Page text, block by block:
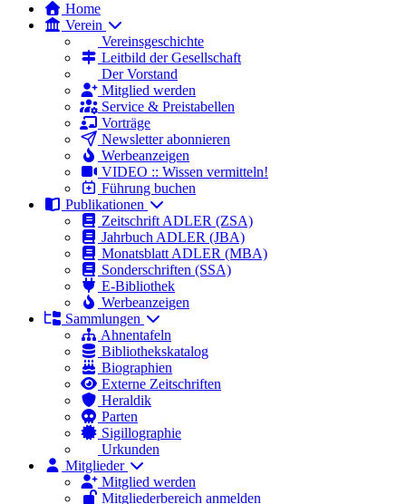
Home
Verein
Vereinsgeschichte
Leitbild der Gesellschaft
Der Vorstand
Mitglied werden
Service & Preistabellen
Vorträge
Newsletter abonnieren
Werbeanzeigen
VIDEO :: Wissen vermitteln!
Führung buchen
Publikationen
Zeitschrift ADLER (ZSA)
Jahrbuch ADLER (JBA)
Monatsblatt ADLER (MBA)
Sonderschriften (SSA)
E-Bibliothek
Werbeanzeigen
Sammlungen
Ahnentafeln
Bibliothekskatalog
Biographien
Externe Zeitschriften
Heraldik
Parten
Sigillographie
Urkunden
Mitglieder
Mitglied werden
Mitgliederbereich anmelden